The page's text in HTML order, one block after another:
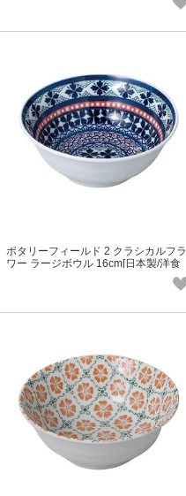
ポタリーフィールド 2 クラシカルフラ
ワー ラージボウル 16cm[日本製/洋食